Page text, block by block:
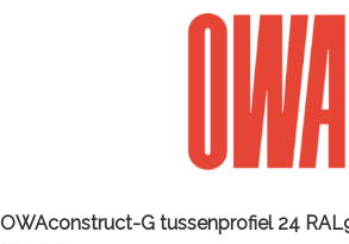
OWAconstruct-G tussenprofiel 24